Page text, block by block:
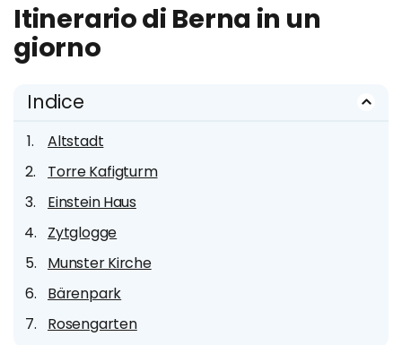
Itinerario di Berna in un
giorno
Indice
Altstadt
Torre Kafigturm
Einstein Haus
Zytglogge
Munster Kirche
Bärenpark
Rosengarten